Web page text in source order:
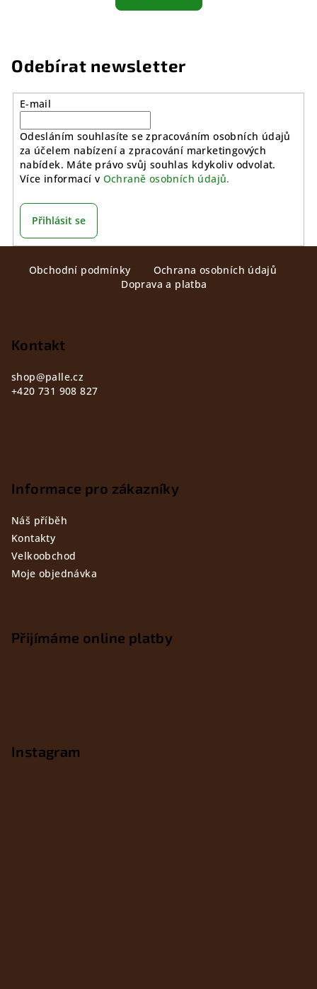
Odebírat newsletter
E-mail
Odesláním souhlasíte se zpracováním osobních údajů
za účelem nabízení a zpracování marketingových
nabídek. Máte právo svůj souhlas kdykoliv odvolat.
Více informací v Ochraně osobních údajů.
Přihlásit se
Obchodní podmínky
Ochrana osobních údajů
Doprava a platba
Kontakt
shop@palle.cz
+420 731 908 827
Informace pro zákazníky
Náš příběh
Kontakty
Velkoobchod
Moje objednávka
Přijímáme online platby
Instagram